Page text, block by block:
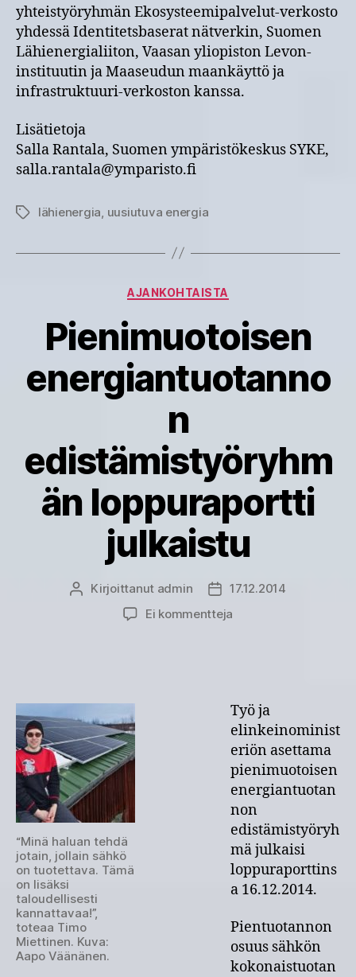
yhteistyöryhmän Ekosysteemipalvelut-verkosto
yhdessä Identitetsbaserat nätverkin, Suomen
Lähienergialiiton, Vaasan yliopiston Levon-
instituutin ja Maaseudun maankäyttö ja
infrastruktuuri-verkoston kanssa.
Lisätietoja
Salla Rantala, Suomen ympäristökeskus SYKE,
salla.rantala@ymparisto.fi
Avainsanat
lähienergia uusiutuva energia
Kategoriat
AJANKOHTAISTA
Pienimuotoisen
energiantuotanno
n
edistämistyöryhm
än loppuraportti
julkaistu
Kirjoittaja
Kirjoittanut admin Julkaisupäivämäärä
17.12.2014
Ei kommentteja
julkaistu
“Minä haluan tehdä
jotain, jollain sähkö
on tuotettava. Tämä
on lisäksi
taloudellisesti
kannattavaa!”,
toteaa Timo
Miettinen. Kuva:
Aapo Väänänen.
Työ ja
elinkeinominist
eriön asettama
pienimuotoisen
energiantuotan
non
edistämistyöryh
mä julkaisi
loppuraporttins
a 16.12.2014.
Pientuotannon
osuus sähkön
kokonaistuotan